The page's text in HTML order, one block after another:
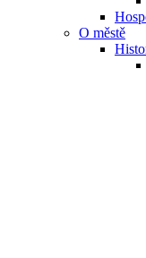
O městě